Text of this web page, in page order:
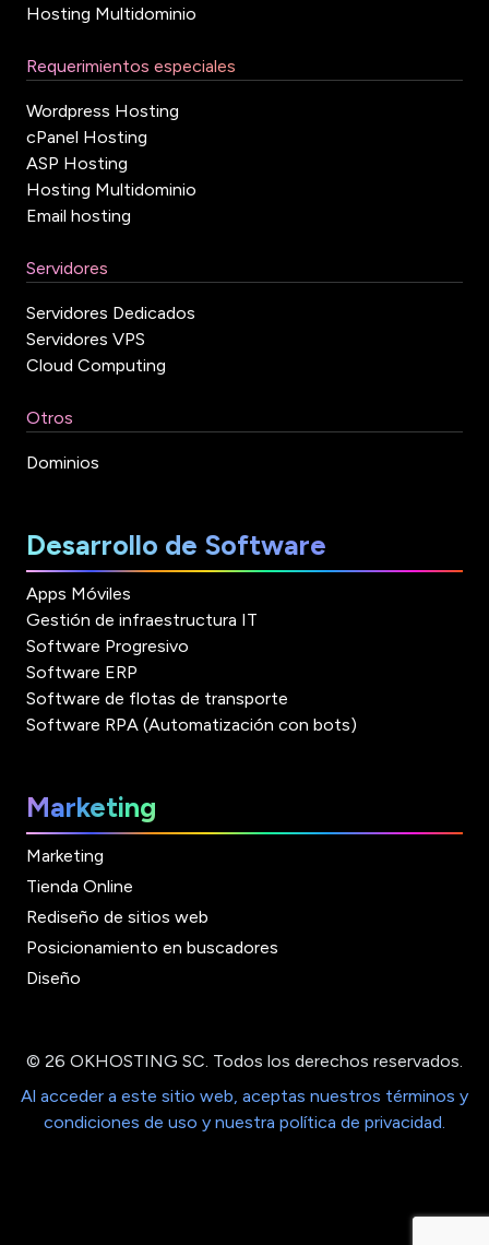
Hosting Multidominio
Requerimientos especiales
Wordpress Hosting
cPanel Hosting
ASP Hosting
Hosting Multidominio
Email hosting
Servidores
Servidores Dedicados
Servidores VPS
Cloud Computing
Otros
Dominios
Desarrollo de Software
Apps Móviles
Gestión de infraestructura IT
Software Progresivo
Software ERP
Software de flotas de transporte
Software RPA (Automatización con bots)
Marketing
Marketing
Tienda Online
Rediseño de sitios web
Posicionamiento en buscadores
Diseño
© 26 OKHOSTING SC. Todos los derechos reservados.
Al acceder a este sitio web, aceptas nuestros términos y
condiciones de uso y nuestra política de privacidad.